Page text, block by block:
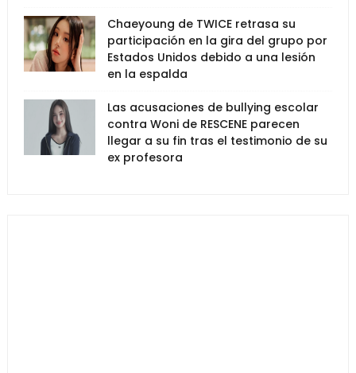
Chaeyoung de TWICE retrasa su
participación en la gira del grupo por
Estados Unidos debido a una lesión
en la espalda
Las acusaciones de bullying escolar
contra Woni de RESCENE parecen
llegar a su fin tras el testimonio de su
ex profesora